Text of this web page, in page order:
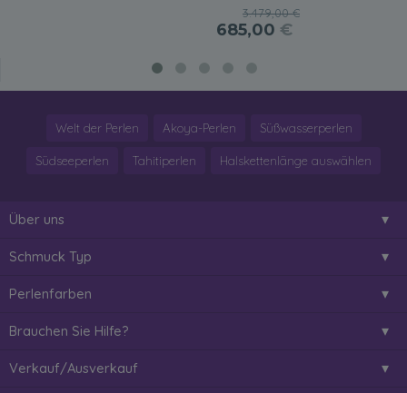
3.479,00 €
685,00 €
Welt der Perlen Akoya-Perlen Süßwasserperlen
Südseeperlen Tahitiperlen Halskettenlänge auswählen
Über uns
Schmuck Typ
Perlenfarben
Brauchen Sie Hilfe?
Verkauf/Ausverkauf